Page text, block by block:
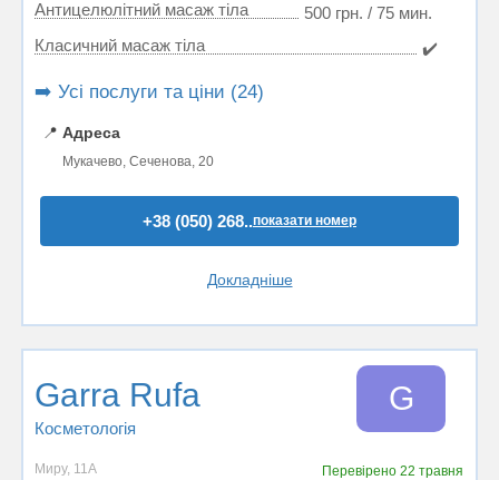
Антицелюлітний масаж тіла
500 грн. / 75 мин.
Класичний масаж тіла
✔️
➡️ Усі послуги та ціни (24)
📍 Адреса
Мукачево, Сеченова, 20
+38 (050) 268..показати номер
Докладніше
Garra Rufa
Косметологія
G
Миру, 11А Перевірено22 травня